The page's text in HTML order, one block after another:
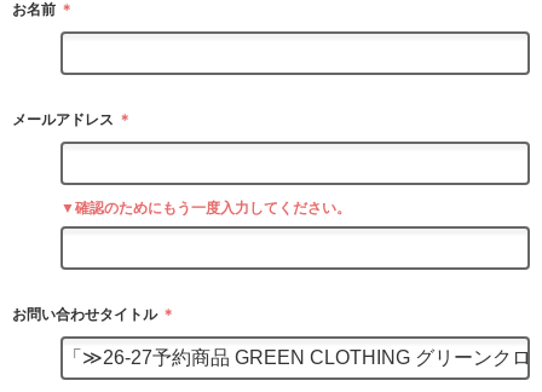
お名前 ＊
メールアドレス ＊
▼確認のためにもう一度入力してください。
お問い合わせタイトル ＊